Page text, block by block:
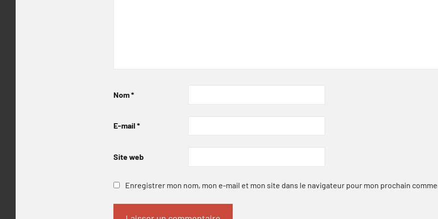
Nom*
E-mail *
Site web
Enregistrer mon nom, mon e-mail et mon site dans le navigateur pour mon prochain